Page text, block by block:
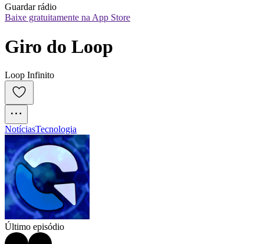
Guardar rádio
Baixe gratuitamente na App Store
Giro do Loop
Loop Infinito
NotíciasTecnologia
Último episódio